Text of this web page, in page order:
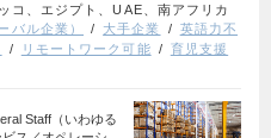
コ、エジプト、UAE、南アフリカ
バル企業） 大手企業
英語力不
リモートワーク可能
育児支援
Staff（いわゆる